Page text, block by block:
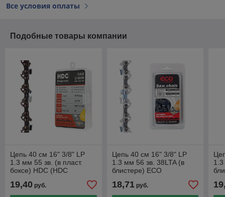
Все условия оплаты
Подобные товары компании
Цепь 40 см 16" 3/8" LP
1.3 мм 55 зв. (в пласт.
боксе) HDC (HDC
19,40 руб.
Цепь 40 см 16" 3/8" LP
1.3 мм 56 зв. 38LTA (в
блистере) ECO
18,71руб.